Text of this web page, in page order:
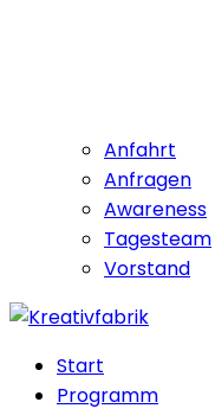
Anfahrt
Anfragen
Awareness
Tagesteam
Vorstand
Start
Programm